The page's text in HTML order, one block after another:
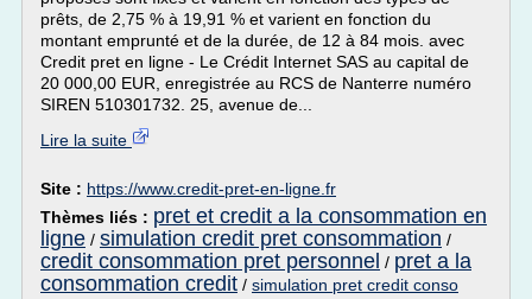
prêts, de 2,75 % à 19,91 % et varient en fonction du
montant emprunté et de la durée, de 12 à 84 mois. avec
Credit pret en ligne - Le Crédit Internet SAS au capital de
20 000,00 EUR, enregistrée au RCS de Nanterre numéro
SIREN 510301732. 25, avenue de...
Lire la suite
Site : https://www.credit-pret-en-ligne.fr
Thèmes liés : pret et credit a la consommation en
ligne / simulation credit pret consommation /
credit consommation pret personnel / pret a la
consommation credit / simulation pret credit conso